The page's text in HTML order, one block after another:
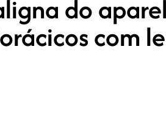
do
com